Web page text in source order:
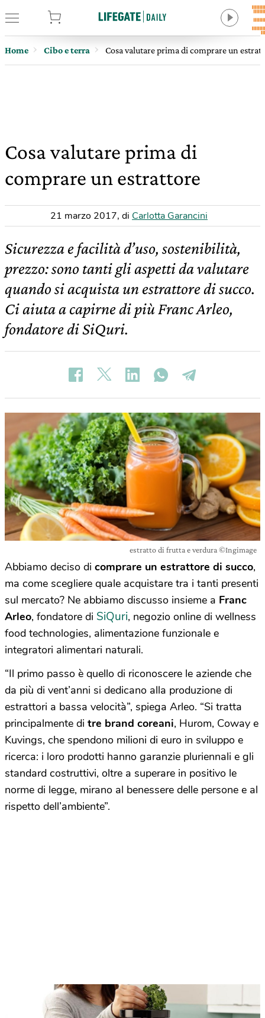
Home Cibo e terra Cosa valutare prima di comprare un
Cosa valutare prima di
comprare un estrattore
21 marzo 2017, di Carlotta Garancini
Sicurezza e facilità d’uso, sostenibilità,
prezzo: sono tanti gli aspetti da valutare
quando si acquista un estrattore di succo.
Ci aiuta a capirne di più Franc Arleo,
fondatore di SiQuri.
estratto di frutta e verdura ©Ingimage
Abbiamo deciso di comprare un estrattore di succo,
ma come scegliere quale acquistare tra i tanti presenti
sul mercato? Ne abbiamo discusso insieme a Franc
Arleo, fondatore di SiQuri, negozio online di wellness
food technologies, alimentazione funzionale e
integratori alimentari naturali.
“Il primo passo è quello di riconoscere le aziende che
da più di vent’anni si dedicano alla produzione di
estrattori a bassa velocità”, spiega Arleo. “Si tratta
principalmente di tre brand coreani, Hurom, Coway e
Kuvings, che spendono milioni di euro in sviluppo e
ricerca: i loro prodotti hanno garanzie pluriennali e gli
standard costruttivi, oltre a superare in positivo le
norme di legge, mirano al benessere delle persone e al
rispetto dell’ambiente”.